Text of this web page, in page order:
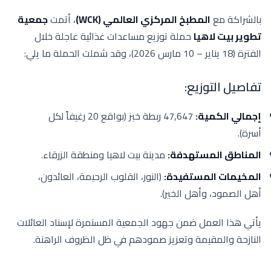
بالشراكة معالمطبخ المركزي العالمي (WCK) ، أتمتجمعية
تطوير بيت لاهيا حملة توزيع مساعدات غذائية عاجلة خلال
الفترة (18 يناير – 10 مارس 2026)، وقد شملت الحملة ما يلي:
تفاصيل التوزيع:
إجمالي الكمية:
47,647 ربطة خبز (بواقع 20 رغيفاً لكل
أسرة).
المناطق المستهدفة: مدينة بيت لاهيا ومنطقة الزرقاء.
المخيمات المستفيدة: (النور، القلوب الرحيمة، العائدون،
أهل الصمود، وأهل الخير).
يأتي هذا العمل ضمن جهود الجمعية المستمرة لإسناد العائلات
النازحة والمقيمة وتعزيز صمودهم في ظل الظروف الراهنة.